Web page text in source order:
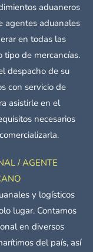
aduaneros
agentes aduanales
en todas las
tipo de mercancías.
despacho de su
con servicio de
asistirle en el
necesarios
/ AGENTE
y logísticos
lugar. Contamos
en diversos
del país, así